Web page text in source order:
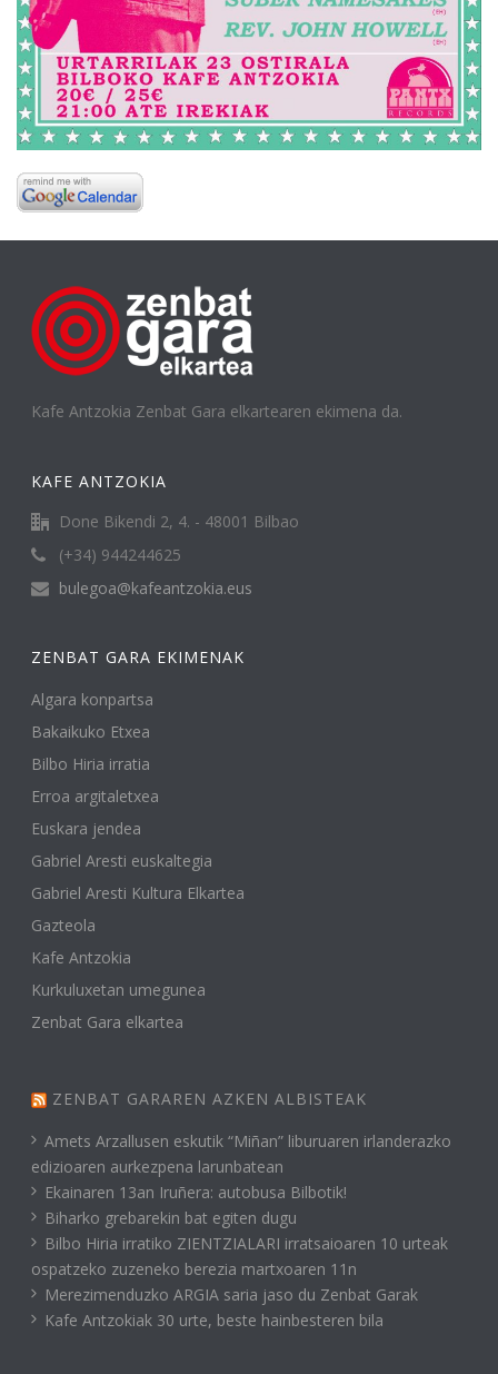
Kafe Antzokia Zenbat Gara elkartearen ekimena da.
KAFE ANTZOKIA
Done Bikendi 2, 4. - 48001 Bilbao
(+34) 944244625
bulegoa@kafeantzokia.eus
ZENBAT GARA EKIMENAK
Algara konpartsa
Bakaikuko Etxea
Bilbo Hiria irratia
Erroa argitaletxea
Euskara jendea
Gabriel Aresti euskaltegia
Gabriel Aresti Kultura Elkartea
Gazteola
Kafe Antzokia
Kurkuluxetan umegunea
Zenbat Gara elkartea
ZENBAT GARAREN AZKEN ALBISTEAK
Amets Arzallusen eskutik “Miñan” liburuaren irlanderazko
edizioaren aurkezpena larunbatean
Ekainaren 13an Iruñera: autobusa Bilbotik!
Biharko grebarekin bat egiten dugu
Bilbo Hiria irratiko ZIENTZIALARI irratsaioaren 10 urteak
ospatzeko zuzeneko berezia martxoaren 11n
Merezimenduzko ARGIA saria jaso du Zenbat Garak
Kafe Antzokiak 30 urte, beste hainbesteren bila